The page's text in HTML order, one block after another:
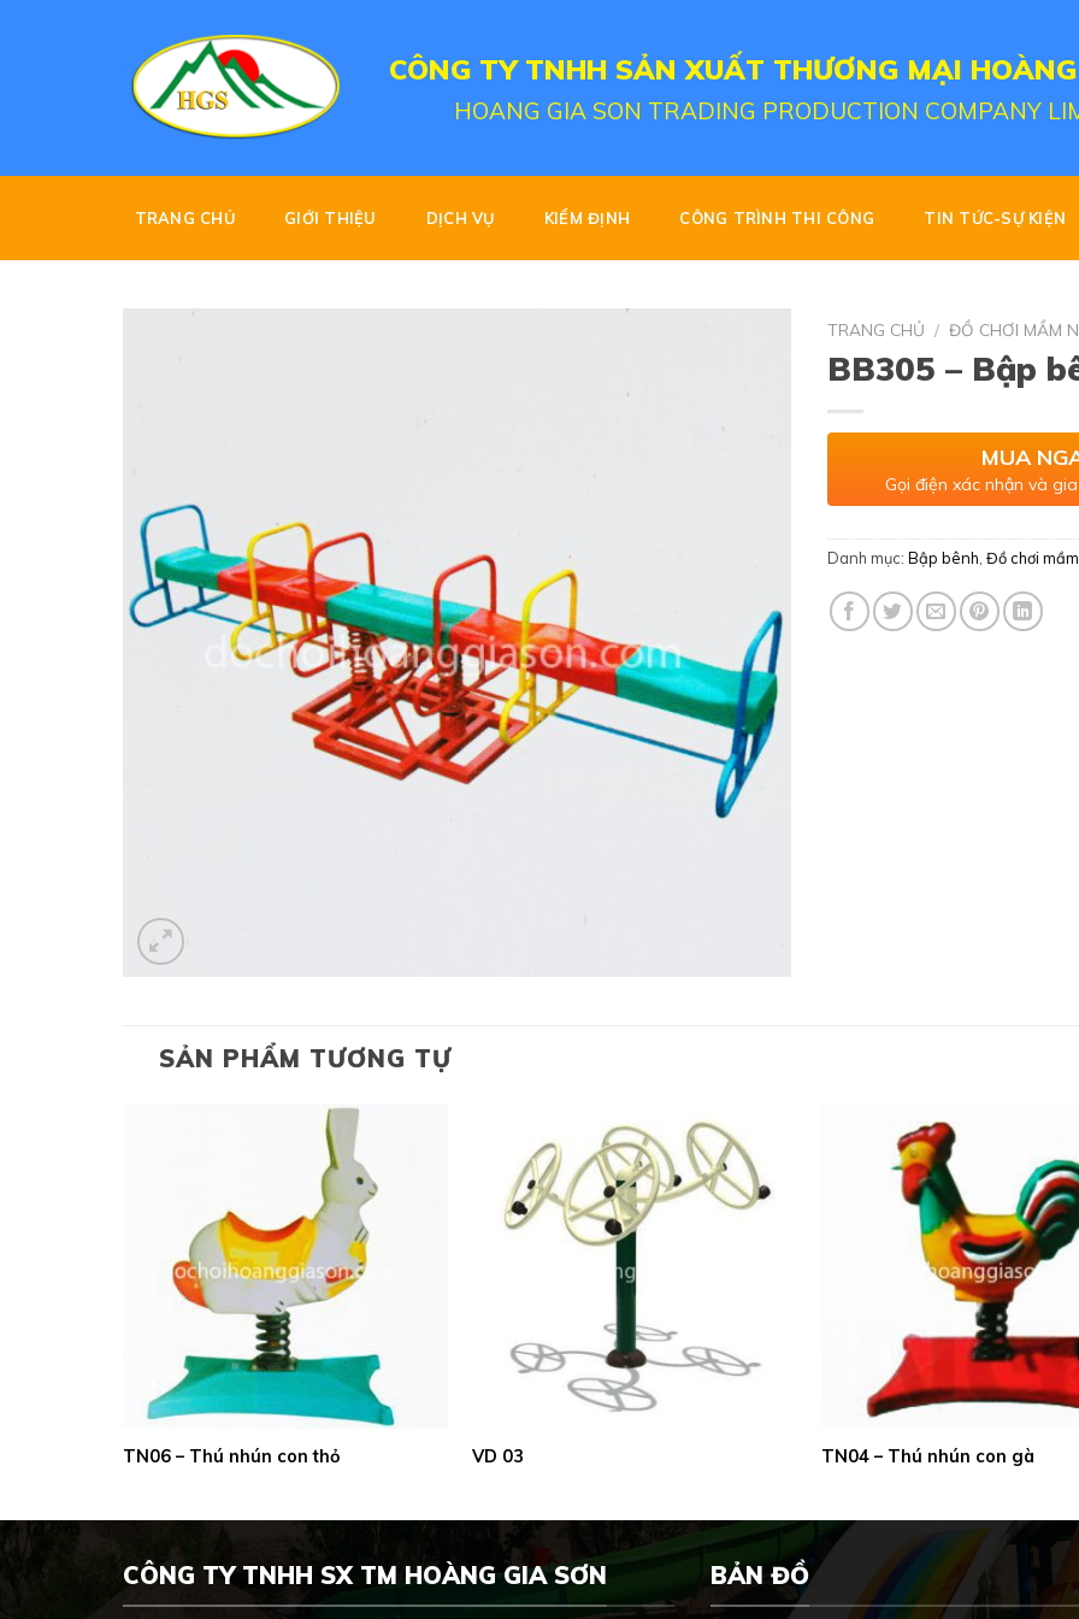
CÔNG TY TNHH SẢN XUẤT THƯƠNG MẠI
HOANG GIA SON TRADING PRODUCTION COMPANY
TRANG CHỦ GIỚI THIỆU DỊCH VỤ KIỂM ĐỊNH CÔNG TRÌNH THI CÔNG TIN TỨC-SỰ KIỆN
TRANG CHỦ / ĐỒ CHƠI MẦM
BB305 – Bập
MUA
Gọi điện xác nhận và
Danh mục: Bập bênh Đồ chơi
SẢN PHẨM TƯƠNG TỰ
TN06 – Thú nhún con thỏ VD 03 TN04 – Thú nhún con gà
CÔNG TY TNHH SX TM HOÀNG GIA SƠN BẢN ĐỒ